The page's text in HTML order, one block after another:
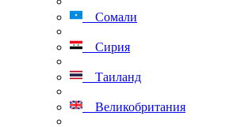
Сомали
Сирия
Таиланд
Великобритания